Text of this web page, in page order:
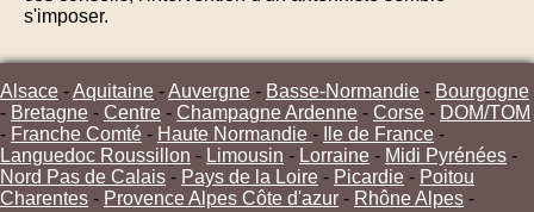
s'imposer.
Alsace -Aquitaine -Auvergne - Basse-Normandie - Bourgogne
- Bretagne - Centre - Champagne Ardenne - Corse - DOM/TOM
- Franche Comté - Haute Normandie - Ile de France -
Languedoc Roussillon - Limousin - Lorraine - Midi Pyrénées -
Nord Pas de Calais - Pays de la Loire - Picardie - Poitou
Charentes - Provence Alpes Côte d'azur - Rhône Alpes -